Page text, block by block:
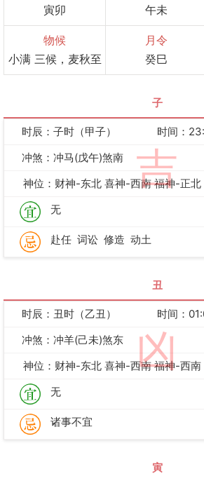
寅卯
午未
物候
小满 三候，麦秋至
月令
癸巳
子
吉
时辰：子时（甲子）
时间：
冲煞：冲马(戊午)煞南
神位：财神-东北 喜神-西南 福神-正
无
赴任 词讼 修造 动土
丑
凶
时辰：丑时（乙丑）
时间：
冲煞：冲羊(己未)煞东
神位：财神-东北 喜神-西南 福神-西
无
诸事不宜
寅